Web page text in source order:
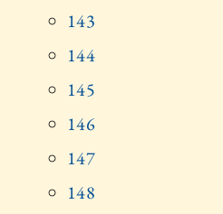
143
144
145
146
147
148